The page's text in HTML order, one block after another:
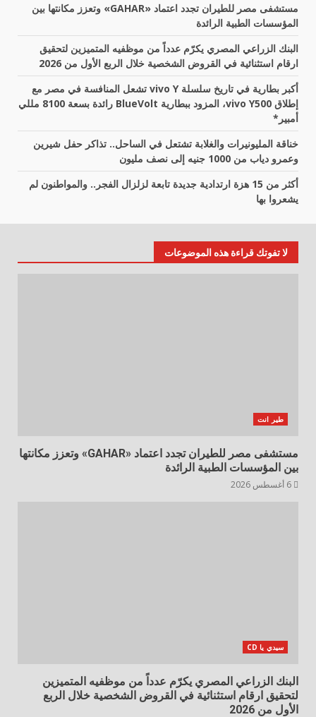
مستشفى مصر للطيران تجدد اعتماد «GAHAR» وتعزز مكانتها بين
المؤسسات الطبية الرائدة
البنك الزراعي المصري يكرّم عدداً من موظفيه المتميزين لتحقيق
ارقام استثنائية في القروض الشخصية خلال الربع الأول من 2026
أكبر بطارية في تاريخ سلسلة vivo Y تشعل المنافسة في مصر مع
إطلاق vivo Y500، المزود ببطارية BlueVolt رائدة بسعة 8100 مللي
أمبير*
خناقة المليونيرات والغلابة تشتعل في الساحل.. تذاكر حفل شيرين
وعمرو دياب من 1000 جنيه إلى نصف مليون
أكثر من 15 هزة ارتدادية جديدة تابعة لزلزال الفجر.. والمواطنون لم
يشعروا بها
لا تفوتك قراءة هذه الموضوعات
طير انت
مستشفى مصر للطيران تجدد اعتماد «GAHAR» وتعزز مكانتها
بين المؤسسات الطبية الرائدة
سيدي يا CD
البنك الزراعي المصري يكرّم عدداً من موظفيه المتميزين
لتحقيق ارقام استثنائية في القروض الشخصية خلال الربع
الأول من 2026